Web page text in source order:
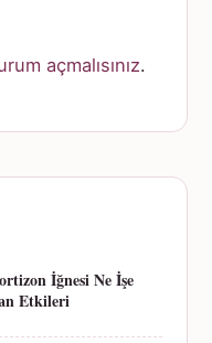
açmalısınız.
İğnesi Ne İşe
Etkileri